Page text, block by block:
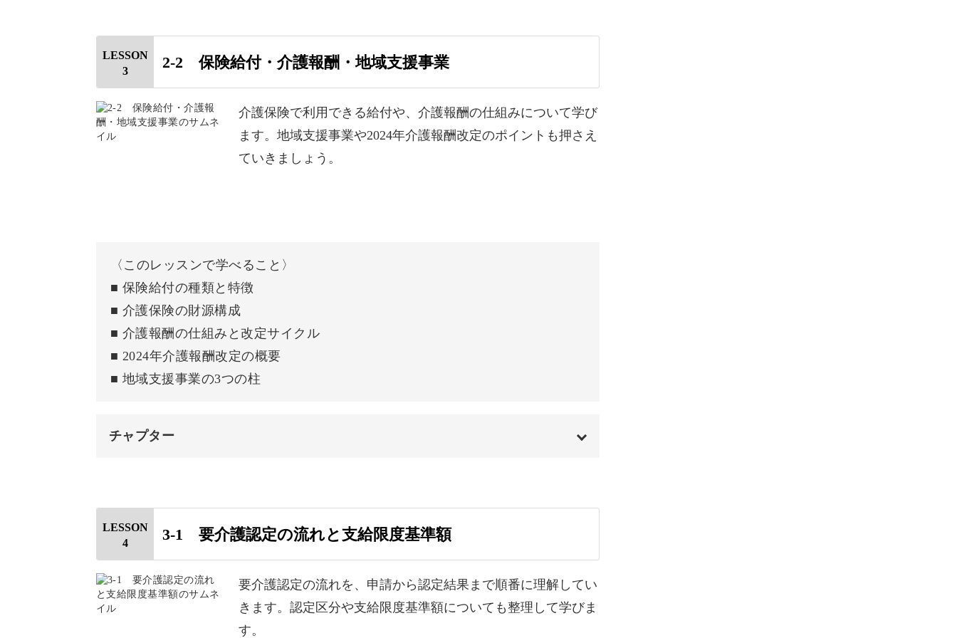
介護業界は制度改正が多く、「昔の知識だけでは不安…」と感じる方も少なくありませ
そこでこの講座は、2026年度版として、2024年介護報酬改定や認知症基本法などの最新
情報を反映しています。
「最近よく聞くけど、実はよくわからない」という言葉も、ぐんと理解が深まります。
今後の制度改正で話題になりそうなポイントまで触れているので、試験だけでなく現場
試験対策から実務理解まで
ケアマネージャーは、利用者さんやご家族の暮らしを支える、とてもやりがいの大きな
この動画で学べること 01:52
介護保険制度の成り立ち
介護保険法第1条と三大キーワード 03:55
保険者である市町村の役割 05:27
その他の重要情報
LESSON
3
2-2 保険給付・介護報酬・地域支援事業
介護保険で利用できる給付や、介護報酬の仕組みについて学び
ます。地域支援事業や2024年介護報酬改定のポイントも押さえ
ていきましょう。
〈このレッスンで学べること〉
■ 保険給付の種類と特徴
■ 介護保険の財源構成
■ 介護報酬の仕組みと改定サイクル
■ 2024年介護報酬改定の概要
■ 地域支援事業の3つの柱
チャプター
この動画で学べること 01:47
介護保険の財源
第1号・第2号保険料と特別徴収・普通徴収 04:04
05:28
LESSON
4
3-1 要介護認定の流れと支給限度基準額
要介護認定の流れを、申請から認定結果まで順番に理解してい
きます。認定区分や支給限度基準額についても整理して学びま
す。